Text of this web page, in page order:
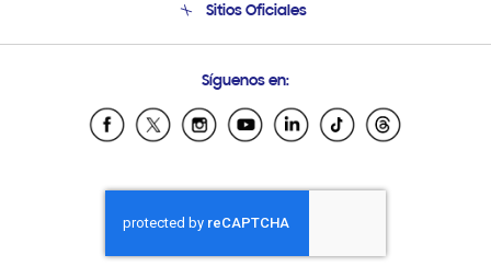
Condiciones de Compra
Soporte vía eMail
Sitios Oficiales
Samsung Ecuador
Samsung El Salvador
Samsung Honduras
Samsung Nicaragua
Samsung Panamá
Síguenos en: